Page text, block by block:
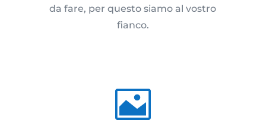
da fare, per questo siamo al vostro
fianco.
